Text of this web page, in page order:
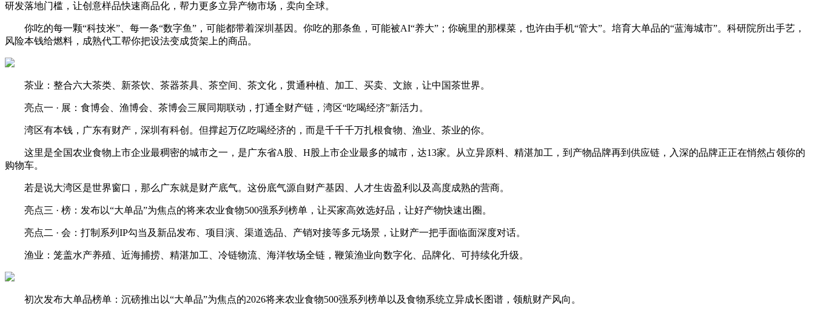
研发落地门槛，让创意样品快速商品化，帮力更多立异产物市场，卖向全球。
你吃的每一颗“科技米”、每一条“数字鱼”，可能都带着深圳基因。你吃的那条鱼，可能被AI“养大”；你碗里的那棵菜，也许由手机“管大”。培育大单品的“蓝海城市”。科研院所出手艺，
风险本钱给燃料，成熟代工帮你把设法变成货架上的商品。
茶业：整合六大茶类、新茶饮、茶器茶具、茶空间、茶文化，贯通种植、加工、买卖、文旅，让中国茶世界。
亮点一 · 展：食博会、渔博会、茶博会三展同期联动，打通全财产链，湾区“吃喝经济”新活力。
湾区有本钱，广东有财产，深圳有科创。但撑起万亿吃喝经济的，而是千千千万扎根食物、渔业、茶业的你。
这里是全国农业食物上市企业最稠密的城市之一，是广东省A股、H股上市企业最多的城市，达13家。从立异原料、精湛加工，到产物品牌再到供应链，入深的品牌正正在悄然占领你的
购物车。
若是说大湾区是世界窗口，那么广东就是财产底气。这份底气源自财产基因、人才生齿盈利以及高度成熟的营商。
亮点三 · 榜：发布以“大单品”为焦点的将来农业食物500强系列榜单，让买家高效选好品，让好产物快速出圈。
亮点二 · 会：打制系列IP勾当及新品发布、项目演、渠道选品、产销对接等多元场景，让财产一把手面临面深度对话。
渔业：笼盖水产养殖、近海捕捞、精湛加工、冷链物流、海洋牧场全链，鞭策渔业向数字化、品牌化、可持续化升级。
初次发布大单品榜单：沉磅推出以“大单品”为焦点的2026将来农业食物500强系列榜单以及食物系统立异成长图谱，领航财产风向。